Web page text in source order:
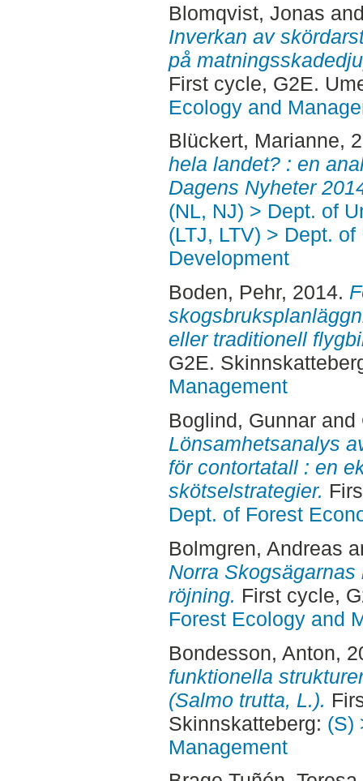
Blomqvist, Jonas
Inverkan av
på
First cycle, G2E.
Ecology and
Blückert, Marianne,
hela landet? : en
Dagens Nyheter
(NL, NJ) > Dept. of
(LTJ, LTV) > Dept.
Development
Boden, Pehr, 2014.
eller traditionell
G2E.
Management
Boglind, Gunnarand
Lönsamhetsanalys
för contortatall : en
skötselstrategier.
Dept. of Forest
Bolmgren, Andreas
Norra
röjning. First cycle,
Forest Ecology and
Bondesson, Anton,
funktionella
(Salmo trutta, L.).
Skinnskatteberg: (S)
Management